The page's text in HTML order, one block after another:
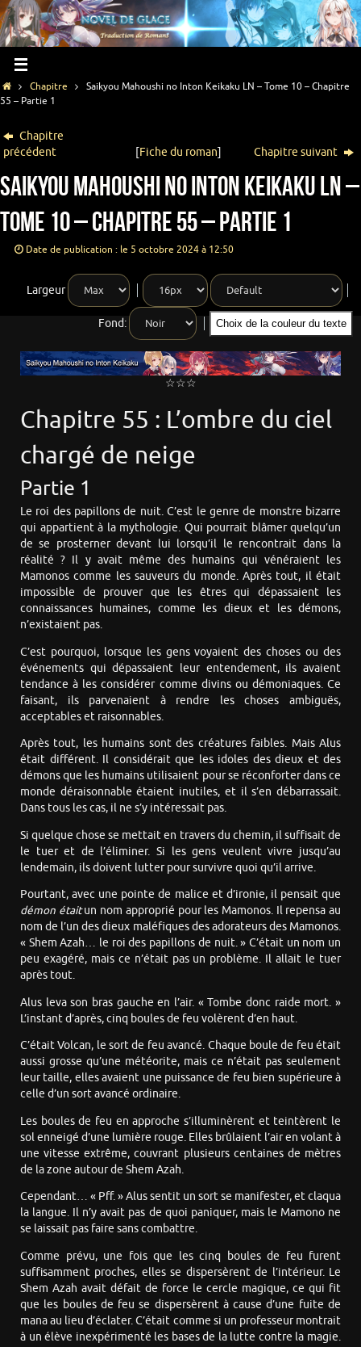
Chapitre
Saikyou Mahoushi no Inton Keikaku LN – Tome 10 – Chapitre
55 – Partie 1
Chapitre
précédent
[Fiche du roman] Chapitre suivant
Saikyou Mahoushi no Inton Keikaku LN –
Tome 10 – Chapitre 55 – Partie 1
Date de publication : le 5 octobre 2024 à 12:50
Largeur
Fond: Choix de la couleur du texte
☆☆☆
Chapitre 55 : L’ombre du ciel
chargé de neige
Partie 1
Le roi des papillons de nuit. C’est le genre de monstre bizarre
qui appartient à la mythologie. Qui pourrait blâmer quelqu’un
de se prosterner devant lui lorsqu’il le rencontrait dans la
réalité ? Il y avait même des humains qui vénéraient les
Mamonos comme les sauveurs du monde. Après tout, il était
impossible de prouver que les êtres qui dépassaient les
connaissances humaines, comme les dieux et les démons,
n’existaient pas.
C’est pourquoi, lorsque les gens voyaient des choses ou des
événements qui dépassaient leur entendement, ils avaient
tendance à les considérer comme divins ou démoniaques. Ce
faisant, ils parvenaient à rendre les choses ambiguës,
acceptables et raisonnables.
Après tout, les humains sont des créatures faibles. Mais Alus
était différent. Il considérait que les idoles des dieux et des
démons que les humains utilisaient pour se réconforter dans ce
monde déraisonnable étaient inutiles, et il s’en débarrassait.
Dans tous les cas, il ne s’y intéressait pas.
Si quelque chose se mettait en travers du chemin, il suffisait de
le tuer et de l’éliminer. Si les gens veulent vivre jusqu’au
lendemain, ils doivent lutter pour survivre quoi qu’il arrive.
Pourtant, avec une pointe de malice et d’ironie, il pensait que
démon étaitun nom approprié pour les Mamonos. Il repensa au
nom de l’un des dieux maléfiques des adorateurs des Mamonos.
« Shem Azah… le roi des papillons de nuit. » C’était un nom un
peu exagéré, mais ce n’était pas un problème. Il allait le tuer
après tout.
Alus leva son bras gauche en l’air. « Tombe donc raide mort. »
L’instant d’après, cinq boules de feu volèrent d’en haut.
C’était Volcan, le sort de feu avancé. Chaque boule de feu était
aussi grosse qu’une météorite, mais ce n’était pas seulement
leur taille, elles avaient une puissance de feu bien supérieure à
celle d’un sort avancé ordinaire.
Les boules de feu en approche s’illuminèrent et teintèrent le
sol enneigé d’une lumière rouge. Elles brûlaient l’air en volant à
une vitesse extrême, couvrant plusieurs centaines de mètres
de la zone autour de Shem Azah.
Cependant… « Pff. » Alus sentit un sort se manifester, et claqua
la langue. Il n’y avait pas de quoi paniquer, mais le Mamono ne
se laissait pas faire sans combattre.
Comme prévu, une fois que les cinq boules de feu furent
suffisamment proches, elles se dispersèrent de l’intérieur. Le
Shem Azah avait défait de force le cercle magique, ce qui fit
que les boules de feu se dispersèrent à cause d’une fuite de
mana au lieu d’éclater. C’était comme si un professeur montrait
à un élève inexpérimenté les bases de la lutte contre la magie.